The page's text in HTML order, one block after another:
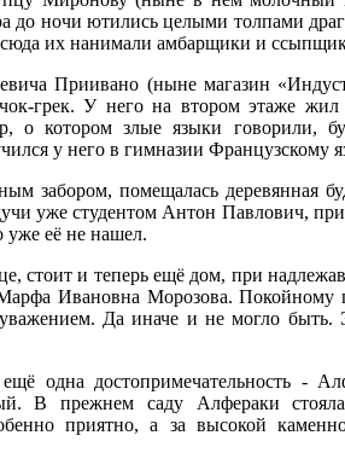
до ночи ютились целыми толпами
их нанимали амбарщики и
Приивано (ныне магазин
грек. У него на втором этаже жил
о котором злые языки говорили,
у него в гимназии Французскому
забором, помещалась деревянная
уже студентом Антон Павлович,
уже её не нашел.
стоит и теперь ещё дом, при
Ивановна Морозова. Покойному
Да иначе и не могло
одна достопримечательность -
В прежнем саду Алфераки
приятно, а за высокой